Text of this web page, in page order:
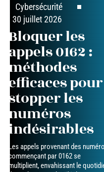
Cybersécurité
30 juillet 2026
Bloquer les
appels 0162 :
méthodes
efficaces pour
stopper les
numéros
indésirables
Les appels provenant des
commençant par 0162 se
multiplient, envahissant le